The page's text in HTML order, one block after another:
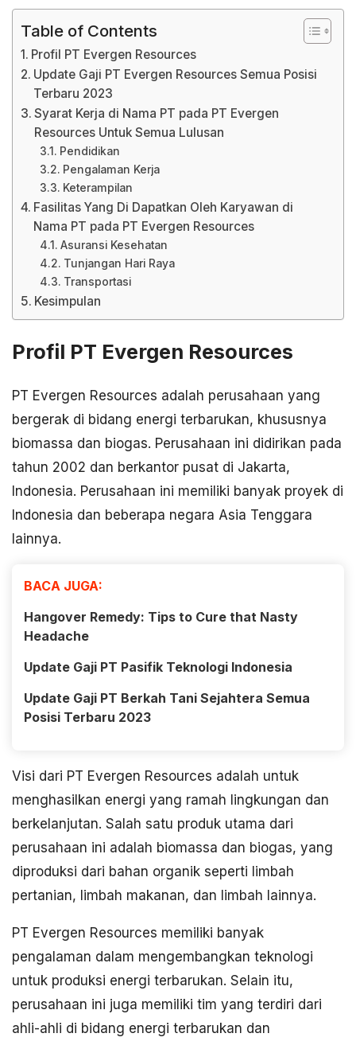
Table of Contents
Profil PT Evergen Resources
Update Gaji PT Evergen Resources Semua Posisi
Terbaru 2023
Syarat Kerja di Nama PT pada PT Evergen
Resources Untuk Semua Lulusan
Pendidikan
Pengalaman Kerja
Keterampilan
Fasilitas Yang Di Dapatkan Oleh Karyawan di
Nama PT pada PT Evergen Resources
Asuransi Kesehatan
Tunjangan Hari Raya
Transportasi
Kesimpulan
Profil PT Evergen Resources
PT Evergen Resources adalah perusahaan yang
bergerak di bidang energi terbarukan, khususnya
biomassa dan biogas. Perusahaan ini didirikan pada
tahun 2002 dan berkantor pusat di Jakarta,
Indonesia. Perusahaan ini memiliki banyak proyek di
Indonesia dan beberapa negara Asia Tenggara
lainnya.
BACA JUGA:
Hangover Remedy: Tips to Cure that Nasty
Headache
Update Gaji PT Pasifik Teknologi Indonesia
Update Gaji PT Berkah Tani Sejahtera Semua
Posisi Terbaru 2023
Visi dari PT Evergen Resources adalah untuk
menghasilkan energi yang ramah lingkungan dan
berkelanjutan. Salah satu produk utama dari
perusahaan ini adalah biomassa dan biogas, yang
diproduksi dari bahan organik seperti limbah
pertanian, limbah makanan, dan limbah lainnya.
PT Evergen Resources memiliki banyak
pengalaman dalam mengembangkan teknologi
untuk produksi energi terbarukan. Selain itu,
perusahaan ini juga memiliki tim yang terdiri dari
ahli-ahli di bidang energi terbarukan dan